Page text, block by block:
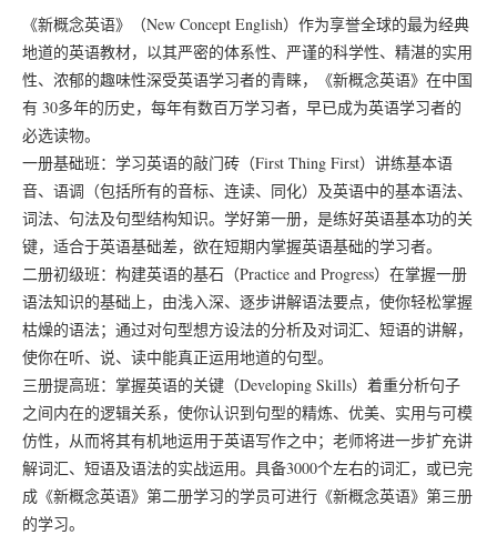
《新概念英语》（New Concept English）作为享誉全球的最为经典
地道的英语教材，以其严密的体系性、严谨的科学性、精湛的实用
性、浓郁的趣味性深受英语学习者的青睐，《新概念英语》在中国
有 30多年的历史，每年有数百万学习者，早已成为英语学习者的
必选读物。
一册基础班：学习英语的敲门砖（First Thing First）讲练基本语
音、语调（包括所有的音标、连读、同化）及英语中的基本语法、
词法、句法及句型结构知识。学好第一册，是练好英语基本功的关
键，适合于英语基础差，欲在短期内掌握英语基础的学习者。
二册初级班：构建英语的基石（Practice and Progress）在掌握一册
语法知识的基础上，由浅入深、逐步讲解语法要点，使你轻松掌握
枯燥的语法；通过对句型想方设法的分析及对词汇、短语的讲解，
使你在听、说、读中能真正运用地道的句型。
三册提高班：掌握英语的关键（Developing Skills）着重分析句子
之间内在的逻辑关系，使你认识到句型的精炼、优美、实用与可模
仿性，从而将其有机地运用于英语写作之中；老师将进一步扩充讲
解词汇、短语及语法的实战运用。具备3000个左右的词汇，或已完
成《新概念英语》第二册学习的学员可进行《新概念英语》第三册
的学习。